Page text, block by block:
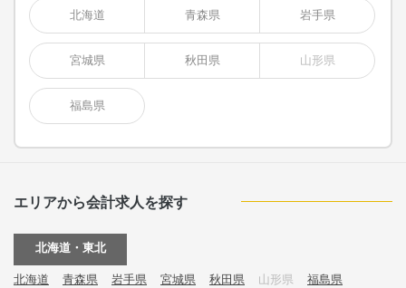
北海道 青森県 岩手県
宮城県 秋田県 山形県
福島県
エリアから会計求人を探す
北海道・東北
北海道 青森県 岩手県 宮城県 秋田県 山形県 福島県